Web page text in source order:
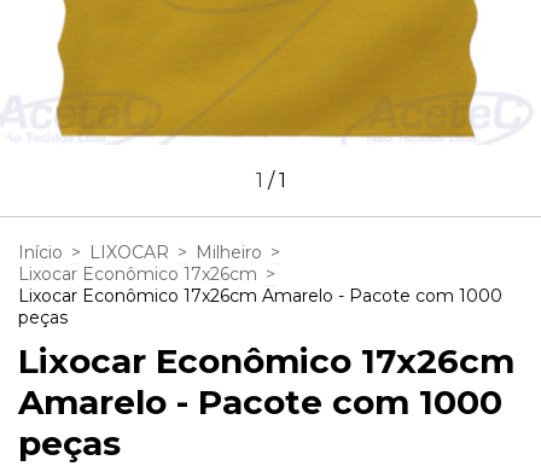
1 /1
Início > LIXOCAR > Milheiro >
Lixocar Econômico 17x26cm >
Lixocar Econômico 17x26cm Amarelo - Pacote com 1000
peças
Lixocar Econômico 17x26cm
Amarelo - Pacote com 1000
peças